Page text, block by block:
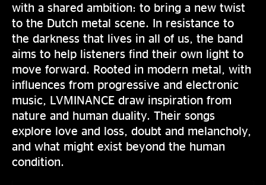
with a shared ambition: to bring a new twist
to the Dutch metal scene. In resistance to
the darkness that lives in all of us, the band
aims to help listeners find their own light to
move forward. Rooted in modern metal, with
influences from progressive and electronic
music, LVMINANCE draw inspiration from
nature and human duality. Their songs
explore love and loss, doubt and melancholy,
and what might exist beyond the human
condition.